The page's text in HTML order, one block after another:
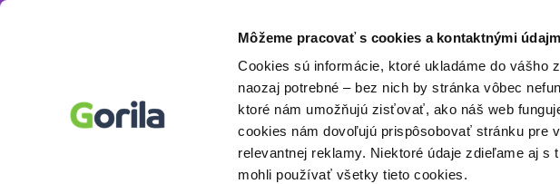
Môžeme pracovať s cookies a kontaktnými
Cookies sú informácie, ktoré ukladáme do vášho
naozaj potrebné – bez nich by stránka vôbec
ktoré nám umožňujú zisťovať, ako náš web
cookies nám dovoľujú prispôsobovať stránku pre
relevantnej reklamy. Niektoré údaje zdieľame aj
mohli používať všetky tieto cookies.
Doplnky
Odborné a náučné knihy Knihy o humanitných vedách
Bratislava
Viera Obuchová